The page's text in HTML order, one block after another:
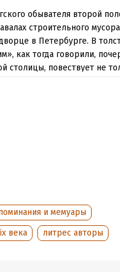
обывателя второй
строительного
в Петербурге. В
как тогда говорили,
столицы, повествует не
кондитером, а спустя
его жизнь. Это
переплетена его
почти забытом
композиторе,
и мемуары
века литрес авторы